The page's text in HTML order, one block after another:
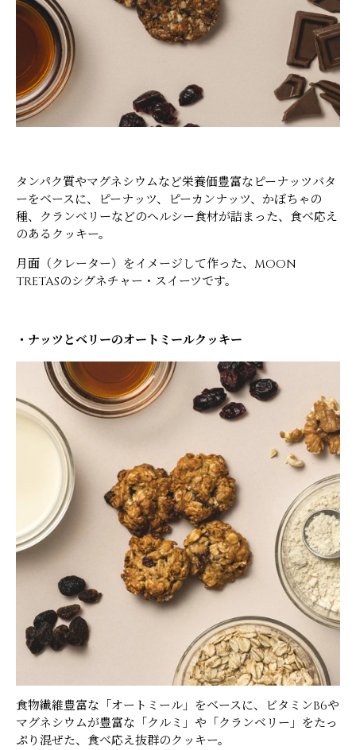
タンパク質やマグネシウムなど栄養価豊富なピーナッツバタ
ーをベースに、ピーナッツ、ピーカンナッツ、かぼちゃの
種、クランベリーなどのヘルシー食材が詰まった、食べ応え
のあるクッキー。
月面（クレーター）をイメージして作った、MOON
TRETASのシグネチャー・スイーツです。
・ナッツとベリーのオートミールクッキー
食物繊維豊富な「オートミール」をベースに、ビタミンB6や
マグネシウムが豊富な「クルミ」や「クランベリー」をたっ
ぷり混ぜた、食べ応え抜群のクッキー。